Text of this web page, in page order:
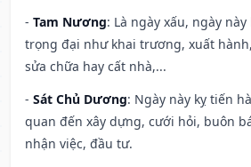
- Tam Nương: Là ngày xấu, ngày
trọng đại như khai trương, xuất
sửa chữa hay cất nhà,...
- Sát Chủ Dương: Ngày này kỵ tiến
quan đến xây dựng, cưới hỏi, buôn
nhận việc, đầu tư.